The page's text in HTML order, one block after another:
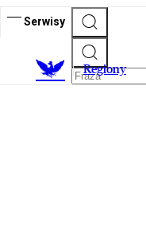
Serwisy
Regiony